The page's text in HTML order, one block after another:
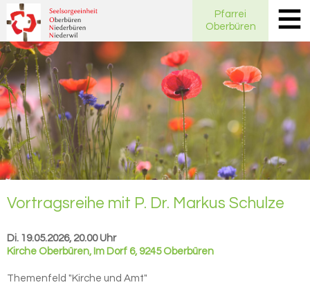
Pfarrei
Oberbüren
Vor­trags­rei­he mit P. Dr. Mar­kus Schul­ze
Di. 19.05.2026, 20.00 Uhr
Kirche Oberbüren, Im Dorf 6, 9245 Oberbüren
Themenfeld "Kirche und Amt"